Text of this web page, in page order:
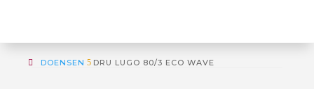
DOENSEN 5 DRU LUGO 80/3 ECO WAVE